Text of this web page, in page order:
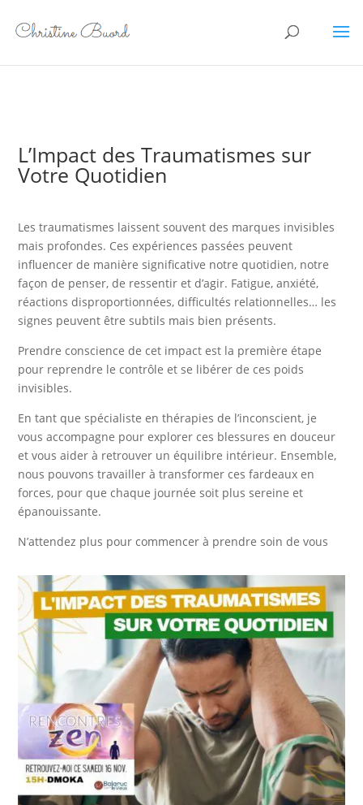
L’Impact des Traumatismes sur
Votre Quotidien
Les traumatismes laissent souvent des marques invisibles
mais profondes. Ces expériences passées peuvent
influencer de manière significative notre quotidien, notre
façon de penser, de ressentir et d’agir. Fatigue, anxiété,
réactions disproportionnées, difficultés relationnelles… les
signes peuvent être subtils mais bien présents.
Prendre conscience de cet impact est la première étape
pour reprendre le contrôle et se libérer de ces poids
invisibles.
En tant que spécialiste en thérapies de l’inconscient, je
vous accompagne pour explorer ces blessures en douceur
et vous aider à retrouver un équilibre intérieur. Ensemble,
nous pouvons travailler à transformer ces fardeaux en
forces, pour que chaque journée soit plus sereine et
épanouissante.
N’attendez plus pour commencer à prendre soin de vous